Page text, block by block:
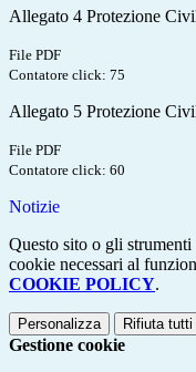
Allegato 4 Protezione
File PDF
Contatore click: 75
Allegato 5 Protezione
File PDF
Contatore click: 60
Notizie
Questo sito o gli
cookie necessari al
COOKIE POLICY.
Personalizza Rifiuta tutti
Gestione cookie